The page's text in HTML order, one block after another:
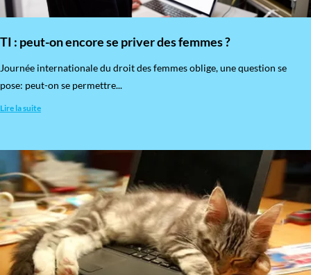
TI : peut-on encore se priver des femmes ?
​Journée internationale du droit des femmes oblige, une question se
pose: peut-on se permettre...
Lire la suite